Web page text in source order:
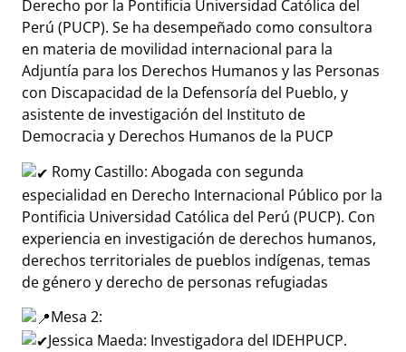
Derecho por la Pontificia Universidad Católica del
Perú (PUCP). Se ha desempeñado como consultora
en materia de movilidad internacional para la
Adjuntía para los Derechos Humanos y las Personas
con Discapacidad de la Defensoría del Pueblo, y
asistente de investigación del Instituto de
Democracia y Derechos Humanos de la PUCP
Romy Castillo: Abogada con segunda
especialidad en Derecho Internacional Público por la
Pontificia Universidad Católica del Perú (PUCP). Con
experiencia en investigación de derechos humanos,
derechos territoriales de pueblos indígenas, temas
de género y derecho de personas refugiadas
Mesa 2:
Jessica Maeda: Investigadora del IDEHPUCP.